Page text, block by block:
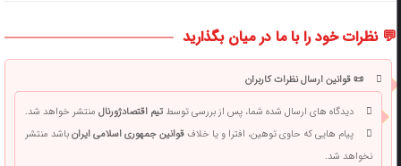
💬 نظرات خود را با ما در میان بگذارید
📜 قوانین ارسال نظرات کاربران
دیدگاه های ارسال شده شما، پس از بررسی توسطتیم اقتصادژورنالمنتشر خواهد شد.
پیام هایی که حاوی توهین، افترا و یا خلافقوانین جمهوری اسلامی ایرانباشد منتشر
نخواهد شد.